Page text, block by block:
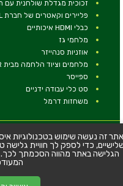
זכוכית מגדלת שולחנית עם
פליירים וקאטרים של חברת DURATOOL
כבלי HDMI איכותיים
מלחמי גז
אוזניות סנהייזר
מלחמים וציוד הלחמה מבית WELLER
ספייסר
סט כלי עבודה ידניים
משחזות דרמל
© כל הזכויות
כתובת: דרך
זה נעשה שימוש בטכנולוגיות
כדי לספק לך חוויית
הגלישה באתר מהווה הסכמתך לכך.